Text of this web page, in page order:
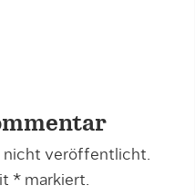
nicht veröffentlicht.
* markiert.